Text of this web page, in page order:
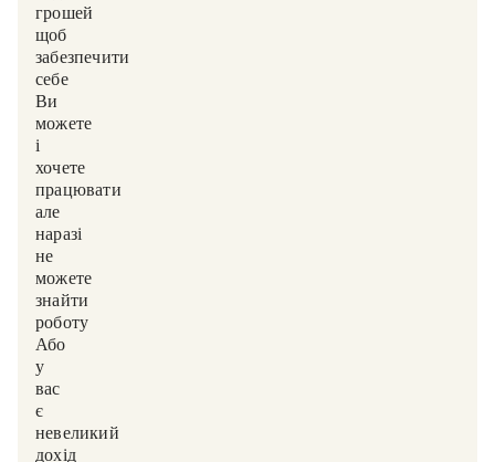
грошей,
щоб
забезпечити
себе?
Ви
можете
і
хочете
працювати,
але
наразі
не
можете
знайти
роботу?
Або
у
вас
є
невеликий
дохід,